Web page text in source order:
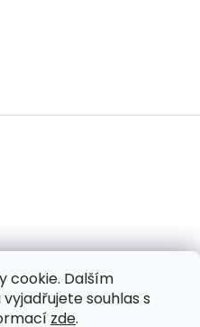
cookie. Dalším
souhlas s
zde.